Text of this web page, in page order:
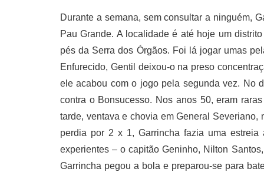
Durante a semana, sem consultar a ninguém,
Pau Grande. A localidade é até hoje um
pés da Serra dos Órgãos. Foi lá jogar umas
Enfurecido, Gentil deixou-o na preso
ele acabou com o jogo pela segunda vez. No
contra o Bonsucesso. Nos anos 50, eram
tarde, ventava e chovia em General
perdia por 2 x 1, Garrincha fazia uma
experientes – o capitão Geninho, Nilton
Garrincha pegou a bola e preparou-se para